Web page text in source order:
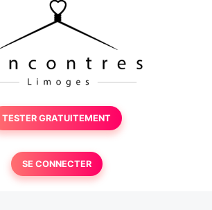
TESTER GRATUITEMENT
SE CONNECTER